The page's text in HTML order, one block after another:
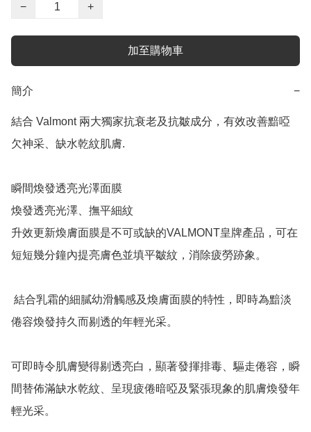
−
+
加至購物車
簡介 −
結合 Valmont 兩大獨家抗衰老及抗皺成分，有效改善黯啞
欠神采、缺水乾紋肌膚.
瞬間煥發透亮光澤面膜
煥發透亮光澤、撫平細紋
升效更新煥膚面膜是不可或缺的VALMONT皇牌產品，可在
短短幾分鐘內提亮膚色並填平皺紋，消除疲勞跡象。
倦容煥發持久而剔透的年輕光采。
可即時令肌膚變得剔透亮白，顯著發揮排毒、驅走倦容，瞬
間替佈滿缺水乾紋、呈現疲倦暗啞及緊張現象的肌膚煥發年
輕光采。